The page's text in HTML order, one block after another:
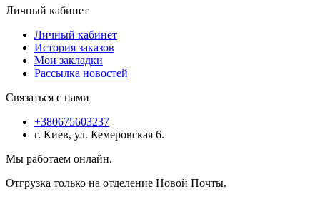
Личный кабинет
Личный кабинет
История заказов
Мои закладки
Рассылка новостей
Связаться с нами
+380675603237
г. Киев, ул. Кемеровская 6.
Мы работаем онлайн.
Отгрузка только на отделение Новой Почты.